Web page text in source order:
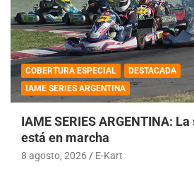
COBERTURA ESPECIAL
DESTACADA
IAME SERIES ARGENTINA
IAME SERIES ARGENTINA:
está en marcha
8 agosto, 2026 E-Kart